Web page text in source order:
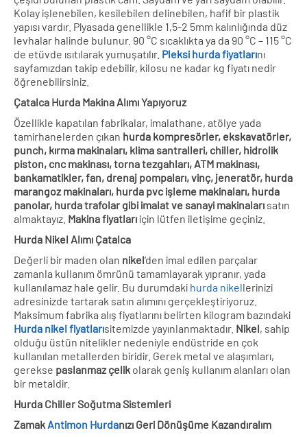
Kolay işlenebilen, kesilebilen delinebilen, hafif bir plastik
yapısı vardır. Piyasada genellikle 1,5-2 5mm kalınlığında düz
levhalar halinde bulunur. 90 °C sıcaklıkta ya da 90 °C – 115 °C
de etüvde ısıtılarak yumuşatılır. Pleksi hurda fiyatlarını
sayfamızdan takip edebilir, kilosu ne kadar kg fiyatı nedir
öğrenebilirsiniz.
Çatalca Hurda Makina Alımı Yapıyoruz
Özellikle kapatılan fabrikalar, imalathane, atölye yada
tamirhanelerden çıkan hurda kompresörler, ekskavatörler,
punch, kırma makinaları, klima santralleri, chiller, hidrolik
piston, cnc makinası, torna tezgahları, ATM makinası,
bankamatikler, fan, drenaj pompaları, vinç, jeneratör, hurda
marangoz makinaları, hurda pvc işleme makinaları, hurda
panolar, hurda trafolar gibi imalat ve sanayi makinaları satın
almaktayız. Makina fiyatları için lütfen iletişime geçiniz.
Hurda Nikel Alımı Çatalca
Değerli bir maden olan nikel‘den imal edilen parçalar
zamanla kullanım ömrünü tamamlayarak yıpranır, yada
kullanılamaz hale gelir. Bu durumdaki hurda nikellerinizi
adresinizde tartarak satın alımını gerçekleştiriyoruz.
Maksimum fabrika alış fiyatlarını belirten kilogram bazındaki
Hurda nikel fiyatlarısitemizde yayınlanmaktadır. Nikel, sahip
olduğu üstün nitelikler nedeniyle endüstride en çok
kullanılan metallerden biridir. Gerek metal ve alaşımları,
gerekse paslanmaz çelik olarak geniş kullanım alanları olan
bir metaldir.
Hurda Chiller Soğutma Sistemleri
ZamakAntimon Hurdanızı Geri Dönüşüme Kazandıralım